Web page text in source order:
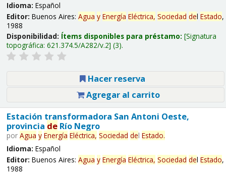
Idioma: Español
Editor: Buenos Aires: Agua y Energía Eléctrica, Sociedad del Estado,
1988
Disponibilidad: Ítems disponibles para préstamo: Signatura
topográfica: 621.374.5/A282/v.2 (3).
Hacer reserva
Agregar al carrito
Estación transformadora San Antoni Oeste,
provincia deRío Negro
por Agua y Energía Eléctrica, Sociedad del Estado.
Idioma: Español
Editor: Buenos Aires: Agua y Energía Eléctrica, Sociedad del Estado,
1988